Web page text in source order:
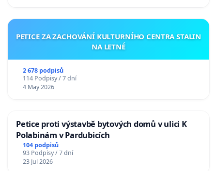
PETICE ZA ZACHOVÁNÍ KULTURNÍHO CENTRA STALIN
NA LETNÉ
2 678 podpisů
114 Podpisy / 7 dní
4 May 2026
Petice proti výstavbě bytových domů v ulici K
Polabinám v Pardubicích
104 podpisů
93 Podpisy / 7 dní
23 Jul 2026